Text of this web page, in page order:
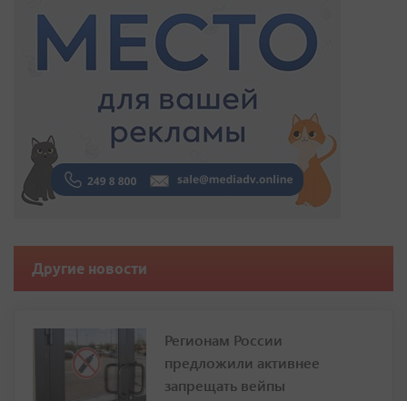
Другие новости
Регионам России
предложили активнее
запрещать вейпы